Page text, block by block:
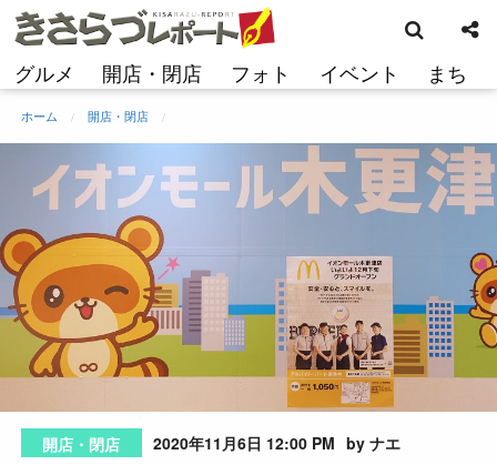
コ
ン
ン
へ
ッ
プ
グルメ 開店・閉店 フォト イベント まち
索
ホーム 開店・閉店
開店・閉店 2020年11月6日 12:00 PM by ナエ